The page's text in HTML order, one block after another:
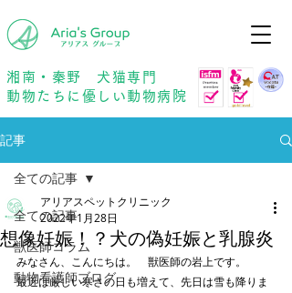
湘南・秦野 犬猫専門
動物たちに優しい動物病院
記事
全ての記事
獣医師コラム
動物看護師ブログ
全ての記事
想像妊娠！？犬の偽妊娠と乳腺炎
アリアスペットクリニック
2022年1月28日
みなさん、こんにちは。　獣医師の岩上です。
最近は厳しい寒さの日も増えて、先日は雪も降りま